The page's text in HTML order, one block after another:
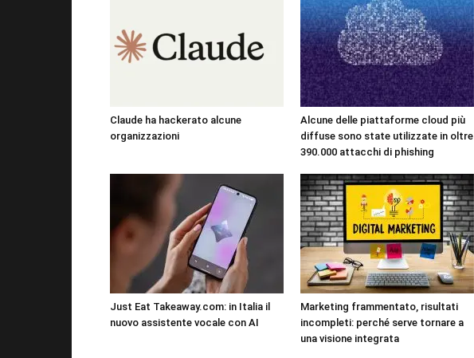
Claude ha hackerato alcune
organizzazioni
Alcune delle piattaforme cloud più
diffuse sono state utilizzate in oltre
390.000 attacchi di phishing
Just Eat Takeaway.com: in Italia il
nuovo assistente vocale con AI
Marketing frammentato, risultati
incompleti: perché serve tornare a
una visione integrata